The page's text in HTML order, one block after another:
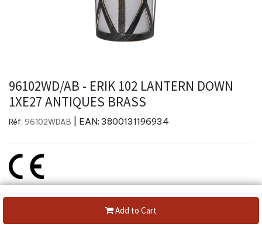
Add to Cart
96102WD/AB - ERIK 102 LANTERN DOWN
1XE27 ANTIQUES BRASS
Réf: 96102WDAB | EAN: 3800131196934
Create a new review